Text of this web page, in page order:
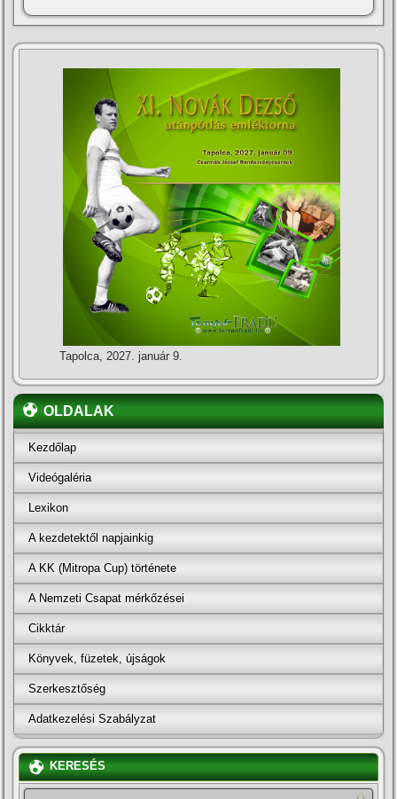
Tapolca, 2027. január 9.
OLDALAK
Kezdőlap
Videógaléria
Lexikon
A kezdetektől napjainkig
A KK (Mitropa Cup) története
A Nemzeti Csapat mérkőzései
Cikktár
Könyvek, füzetek, újságok
Szerkesztőség
Adatkezelési Szabályzat
KERESÉS